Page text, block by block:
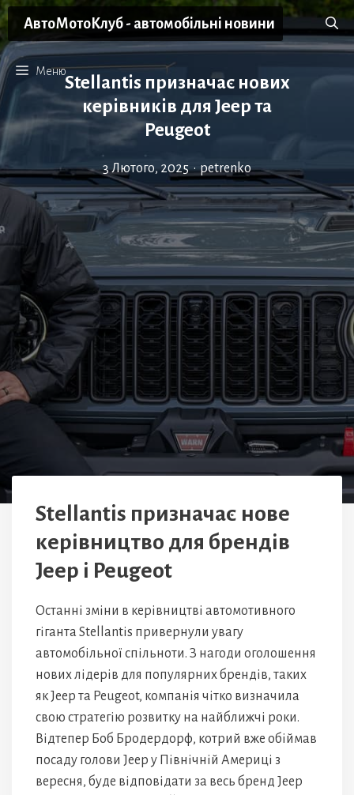
Перейти
до
вмісту
АвтоМотоКлуб - автомобільні новини
Меню
Stellantis призначає нових
керівників для Jeep та
Peugeot
3 Лютого, 2025 • petrenko
Stellantis призначає нове
керівництво для брендів
Jeep і Peugeot
Останні зміни в керівництві автомотивного
гіганта Stellantis привернули увагу
автомобільної спільноти. З нагоди оголошення
нових лідерів для популярних брендів, таких
як Jeep та Peugeot, компанія чітко визначила
свою стратегію розвитку на найближчі роки.
Відтепер Боб Бродердорф, котрий вже обіймав
посаду голови Jeep у Північній Америці з
вересня, буде відповідати за весь бренд Jeep